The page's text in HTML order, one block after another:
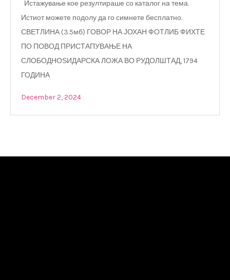
Истажување кое резултираше со каталог на тема.
Истиот можете подолу да го симнете бесплатно.
СВЕТЛИНА (3.5мб) ГОВОР НА ЈОХАН ФОТЛИБ ФИХТЕ
ПО ПОВОД ПРИСТАПУВАЊЕ НА
СЛОБОДНОЅИДАРСКА ЛОЖА ВО РУДОЛШТАД, 1794
ГОДИНА
December 2, 2024